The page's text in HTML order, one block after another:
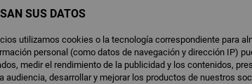
SUS DATOS
utilizamos cookies o la tecnología correspondiente para
personal (como datos de navegación y dirección IP)
medir el rendimiento de la publicidad y los contenidos,
audiencia, desarrollar y mejorar los productos de nuestros